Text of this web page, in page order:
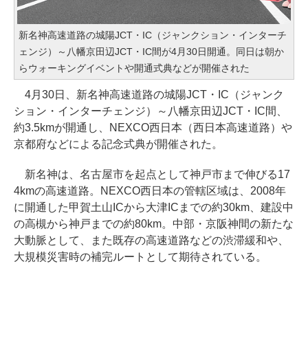
新名神高速道路の城陽JCT・IC（ジャンクション・インターチ
ェンジ）～八幡京田辺JCT・IC間が4月30日開通。同日は朝か
らウォーキングイベントや開通式典などが開催された
4月30日、新名神高速道路の城陽JCT・IC（ジャンク
ション・インターチェンジ）～八幡京田辺JCT・IC間、
約3.5kmが開通し、NEXCO西日本（西日本高速道路）や
京都府などによる記念式典が開催された。
新名神は、名古屋市を起点として神戸市まで伸びる17
4kmの高速道路。NEXCO西日本の管轄区域は、2008年
に開通した甲賀土山ICから大津ICまでの約30km、建設中
の高槻から神戸までの約80km。中部・京阪神間の新たな
大動脈として、また既存の高速道路などの渋滞緩和や、
大規模災害時の補完ルートとして期待されている。